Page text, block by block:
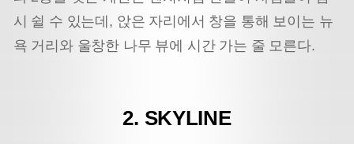
시 쉴 수 있는데, 앉은 자리에서 창을 통해 보이는 뉴
욕 거리와 울창한 나무 뷰에 시간 가는 줄 모른다.
2. SKYLINE